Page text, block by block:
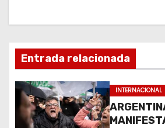
c
i
ó
n
Entrada relacionada
INTERNACIONAL